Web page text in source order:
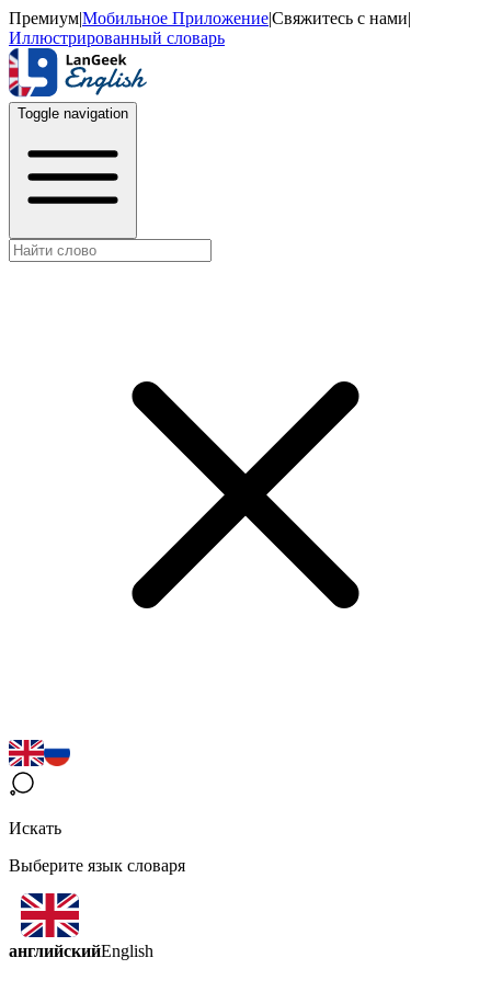
Премиум|Мобильное Приложение|Свяжитесь с нами|
Иллюстрированный словарь
Toggle navigation
Искать
Выберите язык словаря
английскийEnglish